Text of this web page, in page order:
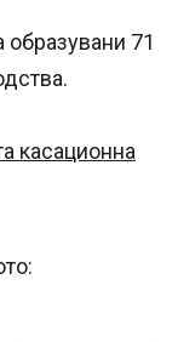
71
касационна